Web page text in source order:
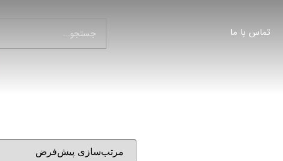
تماس با ما